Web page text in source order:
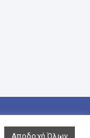
Αποδοχή Όλων